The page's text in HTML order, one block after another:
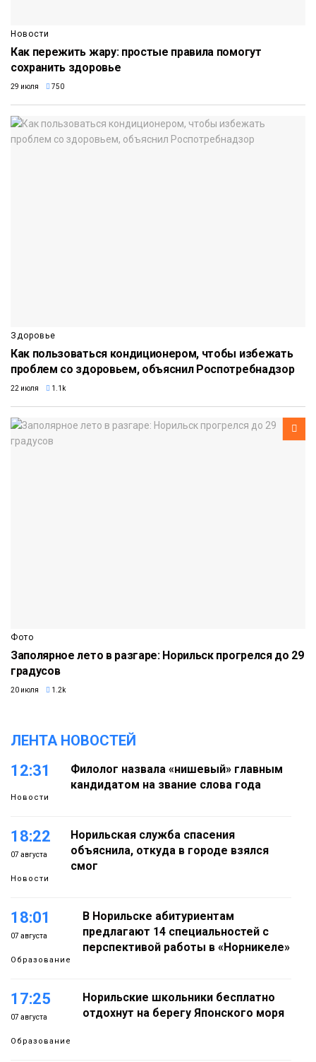
Новости
Как пережить жару: простые правила помогут
сохранить здоровье
29 июля 750
Здоровье
Как пользоваться кондиционером, чтобы избежать
проблем со здоровьем, объяснил Роспотребнадзор
22 июля 1.1k
Фото
Заполярное лето в разгаре: Норильск прогрелся до 29
градусов
20 июля 1.2k
ЛЕНТА НОВОСТЕЙ
12:31
Новости
Филолог назвала «нишевый» главным
кандидатом на звание слова года
18:22
07 августа
Новости
Норильская служба спасения
объяснила, откуда в городе взялся
смог
18:01
07 августа
Образование
В Норильске абитуриентам
предлагают 14 специальностей с
перспективой работы в «Норникеле»
17:25
07 августа
Образование
Норильские школьники бесплатно
отдохнут на берегу Японского моря